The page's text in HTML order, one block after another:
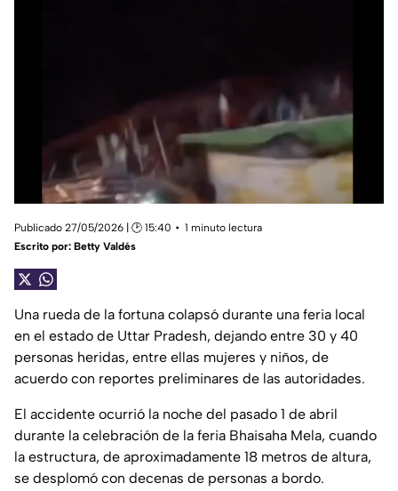
Publicado 27/05/2026 | 🕑 15:40
1 minuto lectura
Escrito por: Betty Valdés
Una rueda de la fortuna colapsó durante una feria local
en el estado de Uttar Pradesh, dejando entre 30 y 40
personas heridas, entre ellas mujeres y niños, de
acuerdo con reportes preliminares de las autoridades.
El accidente ocurrió la noche del pasado 1 de abril
durante la celebración de la feria Bhaisaha Mela, cuando
la estructura, de aproximadamente 18 metros de altura,
se desplomó con decenas de personas a bordo.